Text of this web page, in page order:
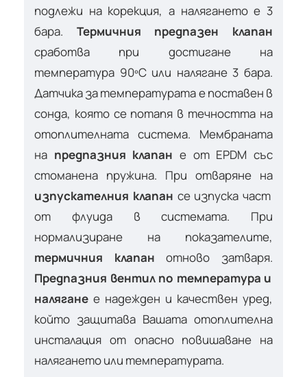
подлежи на корекция, а налягането е 3
бара. Термичния предпазен клапан
сработва при достигане на
температура 90ºC или налягане 3 бара.
Датчика за температурата е поставен в
сонда, която се потапя в течността на
отоплителната система. Мембраната
на предпазния клапан е от EPDM със
стоманена пружина. При отваряне на
изпускателния клапан се изпуска част
от флуида в системата. При
нормализиране на показателите,
термичния клапанотново затваря.
Предпазния вентил по температура и
налягане е надежден и качествен уред,
който защитава Вашата отоплителна
инсталация от опасно повишаване на
налягането или температурата.